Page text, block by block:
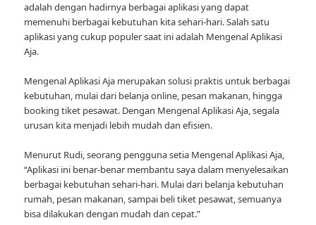
adalah dengan hadirnya berbagai aplikasi yang dapat
memenuhi berbagai kebutuhan kita sehari-hari. Salah satu
aplikasi yang cukup populer saat ini adalah Mengenal Aplikasi
Aja.
Mengenal Aplikasi Aja merupakan solusi praktis untuk berbagai
kebutuhan, mulai dari belanja online, pesan makanan, hingga
booking tiket pesawat. Dengan Mengenal Aplikasi Aja, segala
urusan kita menjadi lebih mudah dan efisien.
Menurut Rudi, seorang pengguna setia Mengenal Aplikasi Aja,
“Aplikasi ini benar-benar membantu saya dalam menyelesaikan
berbagai kebutuhan sehari-hari. Mulai dari belanja kebutuhan
rumah, pesan makanan, sampai beli tiket pesawat, semuanya
bisa dilakukan dengan mudah dan cepat.”